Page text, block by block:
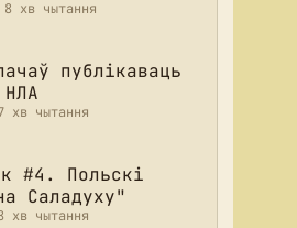
8 хв чытання
публікаваць
хв чытання
#4. Польскі
Саладуху"
хв чытання